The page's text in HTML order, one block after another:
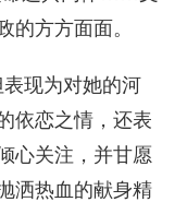
的方方面面。
现为对她的河
依恋之情，还表
心关注，并甘愿
洒热血的献身精